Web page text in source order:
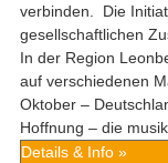
verbinden. Die
gesellschaftlichen
In der Region
auf verschiedenen
Oktober –
Hoffnung – die
Details & Info »